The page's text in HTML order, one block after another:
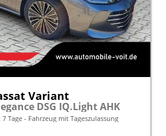
Variant
DSG IQ.Light AHK
7 Tage Fahrzeug mit Tageszulassung